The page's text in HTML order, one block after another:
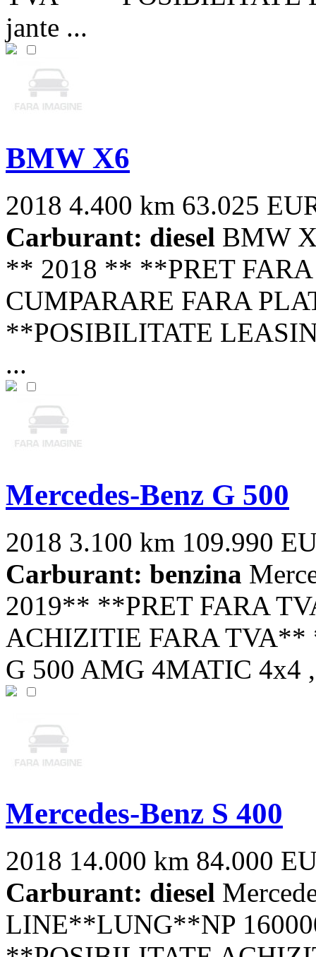
jante ...
BMW X6
2018 4.400 km 63.025
Carburant: diesel BMW
** 2018 ** **PRET
CUMPARARE FARA
**POSIBILITATE
...
Mercedes-Benz G 500
2018 3.100 km 109.990
Carburant: benzina
2019** **PRET FARA
ACHIZITIE FARA
G 500 AMG 4MATIC 4x4
Mercedes-Benz S 400
2018 14.000 km 84.000
Carburant: diesel
LINE**LUNG**NP